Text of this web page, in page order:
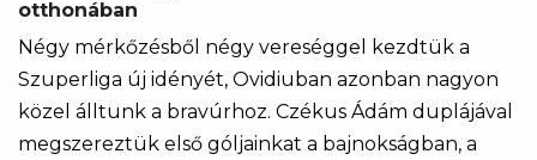
otthonában
Négy mérkőzésből négy vereséggel kezdtük a
Szuperliga új idényét, Ovidiuban azonban nagyon
közel álltunk a bravúrhoz. Czékus Ádám duplájával
megszereztük első góljainkat a bajnokságban, a